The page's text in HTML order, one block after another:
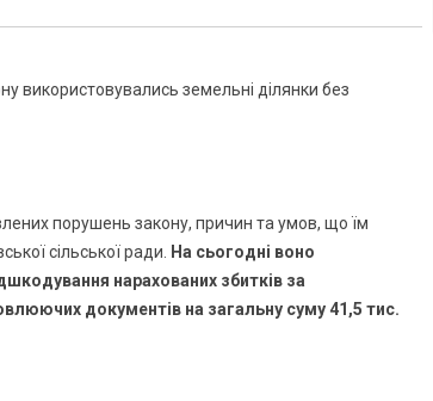
використовувались земельні ділянки без
порушень закону, причин та умов, що їм
сільської ради.
На сьогодні воно
нарахованих збитків за
документів на загальну суму 41,5 тис.